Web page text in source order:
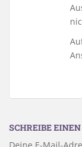
SCHREIBE